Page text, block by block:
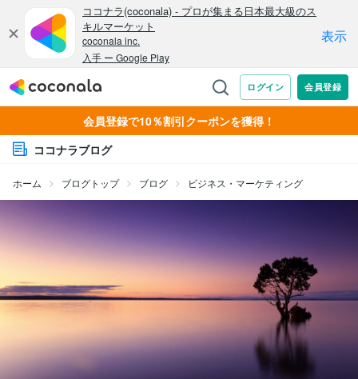
会員登録で10％割引クーポンを獲得！
ココナラブログ
ホーム ブログトップ ブログ ビジネス・マーケティング